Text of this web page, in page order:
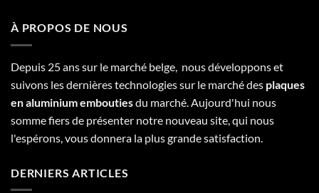
À PROPOS DE NOUS
Depuis 25 ans sur le marché belge, nous développons et
suivons les dernières technologies sur le marché des plaques
en aluminium emboutiesdu marché. Aujourd'hui nous
somme fiers de présenter notre nouveau site, qui nous
l'espérons, vous donnera la plus grande satisfaction.
DERNIERS ARTICLES